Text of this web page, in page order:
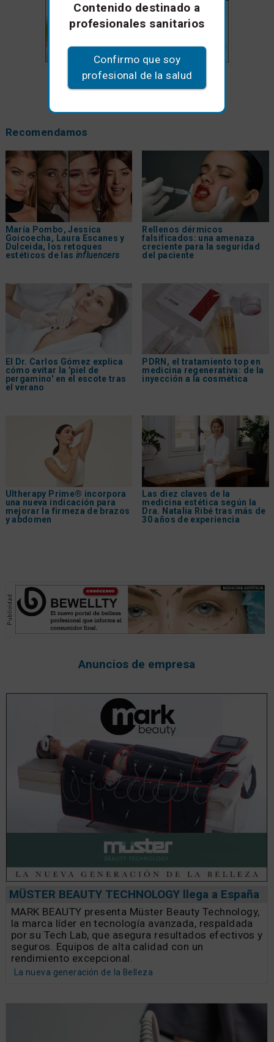
Recomendamos
María Pombo, Jessica
Goicoecha, Laura Escanes y
Dulceida, los retoques
estéticos de las influencers
Rellenos dérmicos
falsificados: una amenaza
creciente para la seguridad
del paciente
El Dr. Carlos Gómez explica
cómo evitar la 'piel de
pergamino' en el escote tras
el verano
PDRN, el tratamiento top en
medicina regenerativa: de la
inyección a la cosmética
Ultherapy Prime® incorpora
una nueva indicación para
mejorar la firmeza de brazos
y abdomen
Las diez claves de la
medicina estética según la
Dra. Natalia Ribé tras más de
30 años de experiencia
Anuncios de empresa
MÜSTER BEAUTY TECHNOLOGY llega a España
MARK BEAUTY presenta Müster Beauty Technology,
la marca líder en tecnología avanzada, respaldada
por su Tech Lab, que asegura resultados efectivos y
seguros. Equipos de alta calidad con un
rendimiento excepcional.
La nueva generación de la Belleza
Contenido destinado a
profesionales sanitarios
Confirmo que soy
profesional de la salud